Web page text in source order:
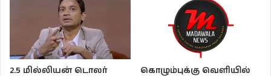
2.5 மில்லியன் டொலர்
கொழும்புக்கு வெளியில்